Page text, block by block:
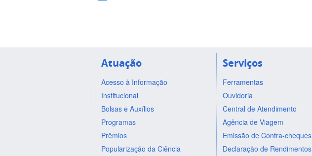
Atuação
Acesso à Informação
Institucional
Bolsas e Auxílios
Programas
Prêmios
Popularização da Ciência
Serviços
Ferramentas
Ouvidoria
Central de Atendimento
Agência de Viagem
Emissão de Contra-cheques
Declaração de Rendimentos